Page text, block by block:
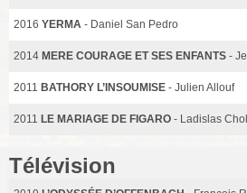
2016 YERMA - Daniel San Pedro
2014 MERE COURAGE ET SES ENFANTS -
2011 BATHORY L’INSOUMISE - Julien Allouf
2011 LE MARIAGE DE FIGARO - Ladislas
Télévision